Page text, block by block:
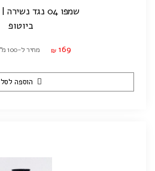
שמפו 04 נגד נשירה | 1000 מ"ל
ביוטופ
₪ 169 מחיר ל-100 מ"ל: ₪16.90
הוספה לסל